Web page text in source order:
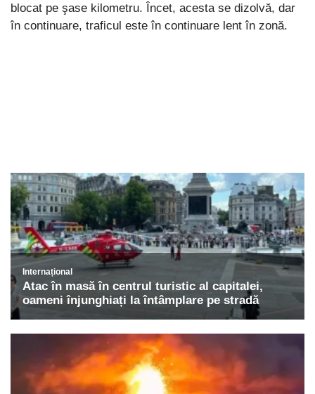
blocat pe şase kilometru. Încet, acesta se dizolvă, dar
în continuare, traficul este în continuare lent în zonă.